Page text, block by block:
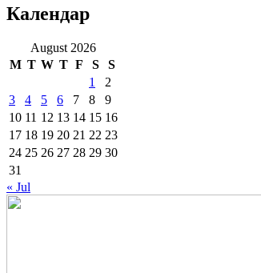
Календар
August 2026
M T W T F S
S
1
2
3
4 5 6 7 8
9
10 11 12 13 14 15 16
17 18 19 20 21 22 23
24 25 26 27 28 29 30
31
« Jul